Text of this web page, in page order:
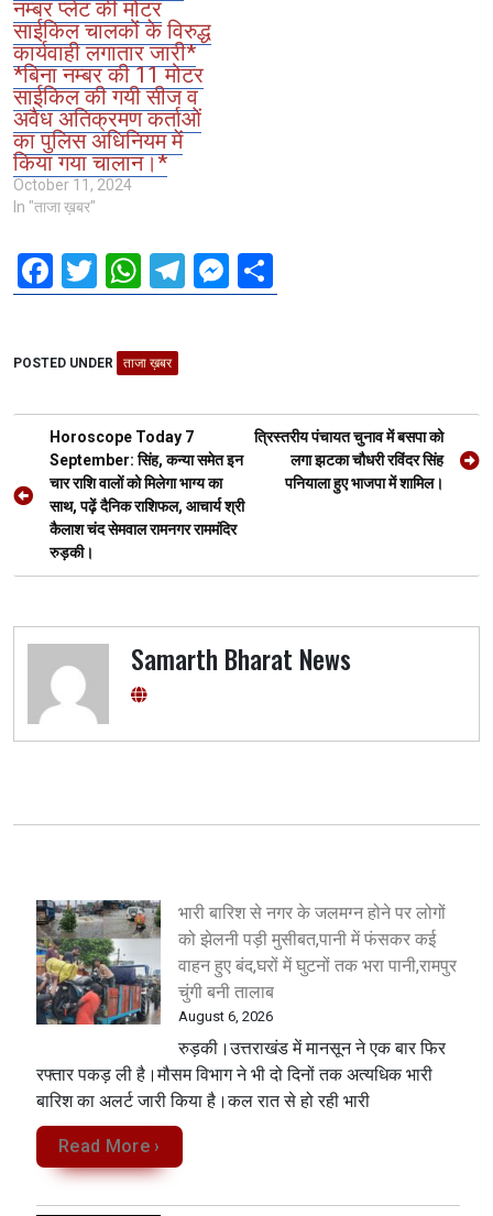
नम्बर प्लेट की मोटर
साईकिल चालकों के विरुद्ध
कार्यवाही लगातार जारी*
*बिना नम्बर की 11 मोटर
साईकिल की गयी सीज व
अवैध अतिक्रमण कर्ताओं
का पुलिस अधिनियम में
किया गया चालान।*
October 11, 2024
In "ताजा ख़बर"
F
a
b
o
o
k
T
wi
tt
er
W
h
at
s
A
p
p
T
el
a
m
M
es
g
er
h
POSTED UNDER ताजा ख़बर
Post
navigation
Horoscope Today 7
September: सिंह, कन्या समेत इन
चार राशि वालों को मिलेगा भाग्य का
साथ, पढ़ें दैनिक राशिफल, आचार्य श्री
कैलाश चंद सेमवाल रामनगर राममंदिर
रुड़की।
त्रिस्तरीय पंचायत चुनाव में बसपा को
लगा झटका चौधरी रविंदर सिंह
पनियाला हुए भाजपा में शामिल।
Samarth Bharat News
भारी बारिश से नगर के जलमग्न होने पर लोगों
को झेलनी पड़ी मुसीबत,पानी में फंसकर कई
वाहन हुए बंद,घरों में घुटनों तक भरा पानी,रामपुर
चुंगी बनी तालाब
August 6, 2026
रुड़की।उत्तराखंड में मानसून ने एक बार फिर
रफ्तार पकड़ ली है।मौसम विभाग ने भी दो दिनों तक अत्यधिक भारी
बारिश का अलर्ट जारी किया है।कल रात से हो रही भारी
Read More ›